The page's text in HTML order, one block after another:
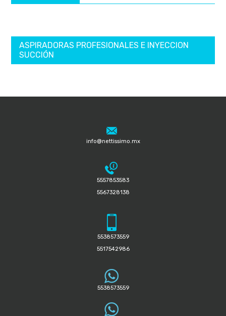
ASPIRADORAS PROFESIONALES E INYECCION
SUCCIÓN
info@nettissimo.mx
5557853583
5567328138
5538573559
5517542986
5538573559